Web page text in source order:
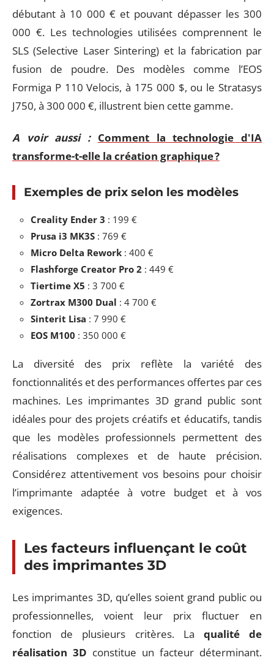
débutant à 10 000 € et pouvant dépasser les 300
000 €. Les technologies utilisées comprennent le
SLS (Selective Laser Sintering) et la fabrication par
fusion de poudre. Des modèles comme l’EOS
Formiga P 110 Velocis, à 175 000 $, ou le Stratasys
J750, à 300 000 €, illustrent bien cette gamme.
A voir aussi : Comment la technologie d'IA
transforme-t-elle la création graphique ?
Exemples de prix selon les modèles
Creality Ender 3 : 199 €
Prusa i3 MK3S : 769 €
Micro Delta Rework : 400 €
Flashforge Creator Pro 2 : 449 €
Tiertime X5 : 3 700 €
Zortrax M300 Dual : 4 700 €
Sinterit Lisa : 7 990 €
EOS M100 : 350 000 €
La diversité des prix reflète la variété des
fonctionnalités et des performances offertes par ces
machines. Les imprimantes 3D grand public sont
idéales pour des projets créatifs et éducatifs, tandis
que les modèles professionnels permettent des
réalisations complexes et de haute précision.
Considérez attentivement vos besoins pour choisir
l’imprimante adaptée à votre budget et à vos
exigences.
Les facteurs influençant le coût
des imprimantes 3D
Les imprimantes 3D, qu’elles soient grand public ou
professionnelles, voient leur prix fluctuer en
fonction de plusieurs critères. La qualité de
réalisation 3D constitue un facteur déterminant.